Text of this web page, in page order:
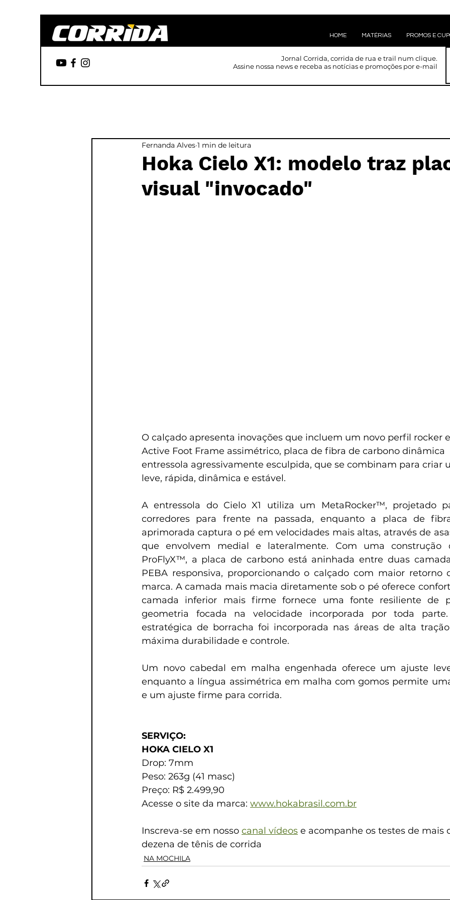
HOME MATÉRIAS PROMOS E
Jornal Corrida, corrida de rua e trail num clique.
Assine nossa news e receba as notícias e promoções por e-mail
Hoka Cielo X1: modelo traz
visual "invocado"
Fernanda Alves 1 min de leitura
O calçado apresenta inovações que incluem um novo perfil rocker
Active Foot Frame assimétrico, placa de fibra de carbono dinâmica
entressola agressivamente esculpida, que se combinam para criar
leve, rápida, dinâmica e estável.
A entressola do Cielo X1 utiliza um MetaRocker™, projetado
corredores para frente na passada, enquanto a placa de
aprimorada captura o pé em velocidades mais altas, através de
que envolvem medial e lateralmente. Com uma construção
ProFlyX™, a placa de carbono está aninhada entre duas
PEBA responsiva, proporcionando o calçado com maior retorno
marca. A camada mais macia diretamente sob o pé oferece
camada inferior mais firme fornece uma fonte resiliente de
geometria focada na velocidade incorporada por toda
estratégica de borracha foi incorporada nas áreas de alta
máxima durabilidade e controle.
Um novo cabedal em malha engenhada oferece um ajuste
enquanto a língua assimétrica em malha com gomos permite
e um ajuste firme para corrida.
SERVIÇO:
HOKA CIELO X1
Drop: 7mm
Peso: 263g (41 masc)
Preço: R$ 2.499,90
Acesse o site da marca: www.hokabrasil.com.br
Inscreva-se em nosso canal vídeos e acompanhe os testes de mais
dezena de tênis de corrida
NA MOCHILA